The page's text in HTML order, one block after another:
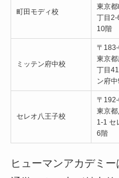
町田モディ校
東京
丁目2-
10階
ミッテン府中校
〒
東京
丁目
ン府
セレオ八王子校
〒
東京
1-1 セ
6階
ヒューマンアカデミ